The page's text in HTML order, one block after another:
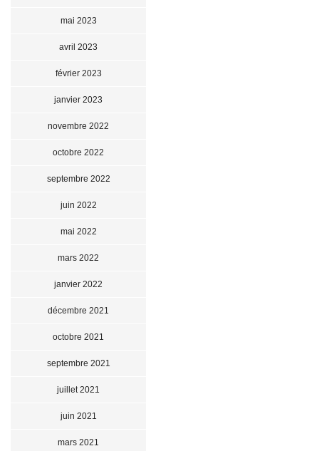
mai 2023
avril 2023
février 2023
janvier 2023
novembre 2022
octobre 2022
septembre 2022
juin 2022
mai 2022
mars 2022
janvier 2022
décembre 2021
octobre 2021
septembre 2021
juillet 2021
juin 2021
mars 2021